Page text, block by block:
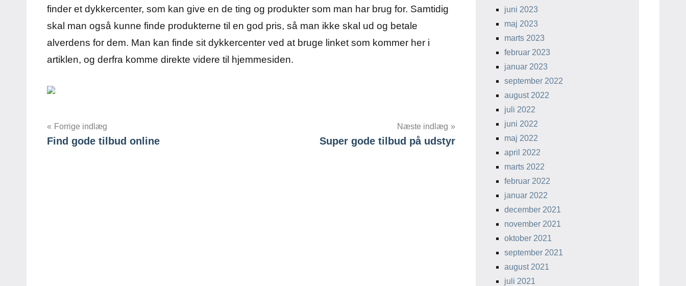
finder et dykkercenter, som kan give en de ting og produkter som man har brug for. Samtidig
skal man også kunne finde produkterne til en god pris, så man ikke skal ud og betale
alverdens for dem. Man kan finde sit dykkercenter ved at bruge linket som kommer her i
artiklen, og derfra komme direkte videre til hjemmesiden.
Indlægsnavigation
Forrige indlæg
Find gode tilbud online
Næste indlæg
Super gode tilbud på udstyr
juni 2023
maj 2023
marts 2023
februar 2023
januar 2023
september 2022
august 2022
juli 2022
juni 2022
maj 2022
april 2022
marts 2022
februar 2022
januar 2022
december 2021
november 2021
oktober 2021
september 2021
august 2021
juli 2021